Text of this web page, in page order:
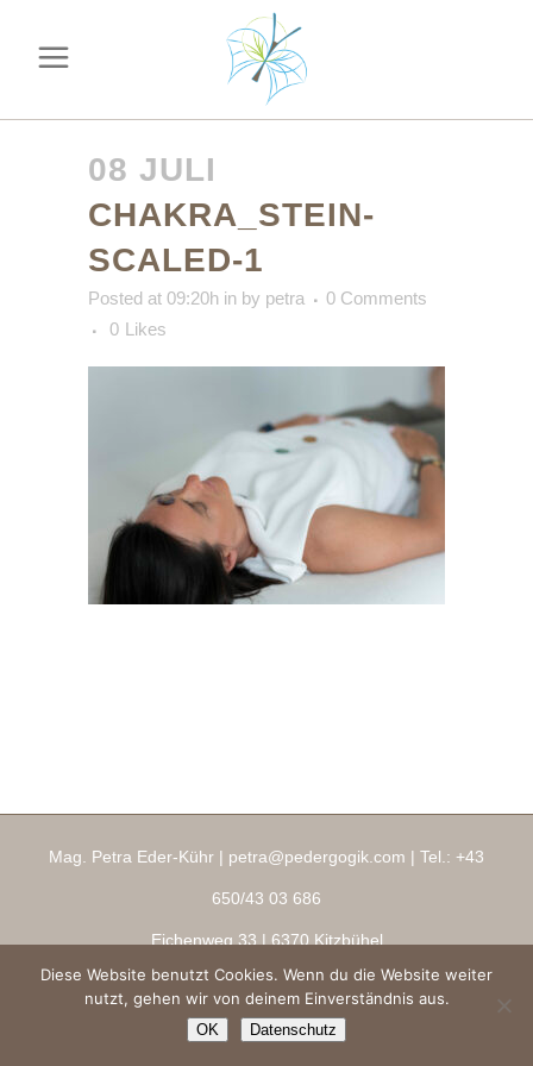
08 JULI
CHAKRA_STEIN-
SCALED-1
Posted at 09:20h in by petra
0 Comments
0 Likes
Mag. Petra Eder-Kühr | petra@pedergogik.com | Tel.: +43
650/43 03 686
Eichenweg 33 | 6370 Kitzbühel
Impressum|AGBs|Datenschutz|Ringana Shop
Copyright 2026 ® pedergogik.com
Diese Website benutzt Cookies. Wenn du die Website weiter
nutzt, gehen wir von deinem Einverständnis aus.
OK Datenschutz